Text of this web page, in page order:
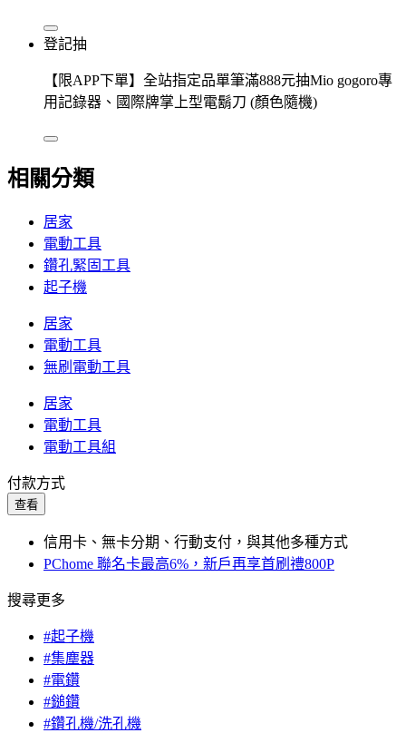
登記抽
【限APP下單】全站指定品單筆滿888元抽Mio gogoro專
用記錄器、國際牌掌上型電鬍刀 (顏色隨機)
相關分類
居家
電動工具
鑽孔緊固工具
起子機
居家
電動工具
無刷電動工具
居家
電動工具
電動工具組
付款方式
查看
信用卡、無卡分期、行動支付，與其他多種方式
PChome 聯名卡最高6%，新戶再享首刷禮800P
搜尋更多
#起子機
#集塵器
#電鑽
#鎚鑽
#鑽孔機/洗孔機